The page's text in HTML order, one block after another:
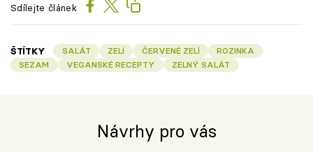
Sdílejte článek
ŠTÍTKY SALÁT ZELÍ ČERVENÉ ZELÍ
ROZINKA
SEZAM
VEGANSKÉ RECEPTY ZELNÝ SALÁT
Návrhy pro vás